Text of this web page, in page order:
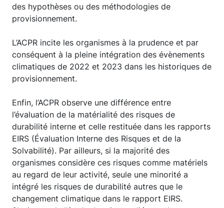
des hypothèses ou des méthodologies de
provisionnement.
L’ACPR incite les organismes à la prudence et par
conséquent à la pleine intégration des évènements
climatiques de 2022 et 2023 dans les historiques de
provisionnement.
Enfin, l’ACPR observe une différence entre
l’évaluation de la matérialité des risques de
durabilité interne et celle restituée dans les rapports
EIRS (Évaluation Interne des Risques et de la
Solvabilité). Par ailleurs, si la majorité des
organismes considère ces risques comme matériels
au regard de leur activité, seule une minorité a
intégré les risques de durabilité autres que le
changement climatique dans le rapport EIRS.